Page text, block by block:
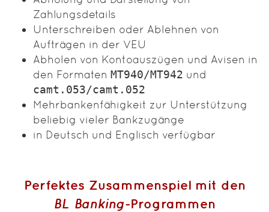
Zahlungsdetails
Unterschreiben oder Ablehnen von
Aufträgen in der VEU
Abholen von Kontoauszügen und Avisen in
den Formaten MT940/MT942 und
camt.053/camt.052
Mehrbankenfähigkeit zur Unterstützung
beliebig vieler Bankzugänge
in Deutsch und Englisch verfügbar
Perfektes Zusammenspiel mit den
BL Banking-Programmen